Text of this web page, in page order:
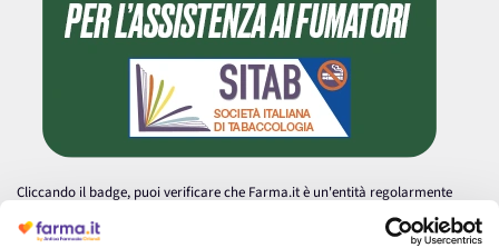
Cliccando il badge, puoi verificare che Farma.it è un'entità regolarmente
autorizzata dal Ministero della Salute a effettuare la vendita online di
medicinali.